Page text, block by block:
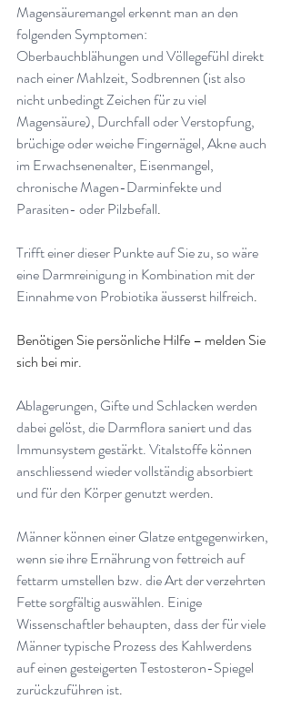
Magensäuremangel erkennt man an den
folgenden Symptomen:
Oberbauchblähungen und Völlegefühl direkt
nach einer Mahlzeit, Sodbrennen (ist also
nicht unbedingt Zeichen für zu viel
Magensäure), Durchfall oder Verstopfung,
brüchige oder weiche Fingernägel, Akne auch
im Erwachsenenalter, Eisenmangel,
chronische Magen-Darminfekte und
Parasiten- oder Pilzbefall.
Trifft einer dieser Punkte auf Sie zu, so wäre
eine Darmreinigung in Kombination mit der
Einnahme von Probiotika äusserst hilfreich.
Benötigen Sie persönliche Hilfe – melden Sie
sich bei mir.
Ablagerungen, Gifte und Schlacken werden
dabei gelöst, die Darmflora saniert und das
Immunsystem gestärkt. Vitalstoffe können
anschliessend wieder vollständig absorbiert
und für den Körper genutzt werden.
Männer können einer Glatze entgegenwirken,
wenn sie ihre Ernährung von fettreich auf
fettarm umstellen bzw. die Art der verzehrten
Fette sorgfältig auswählen. Einige
Wissenschaftler behaupten, dass der für viele
Männer typische Prozess des Kahlwerdens
auf einen gesteigerten Testosteron-Spiegel
zurückzuführen ist.